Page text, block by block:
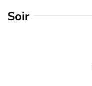
Soir